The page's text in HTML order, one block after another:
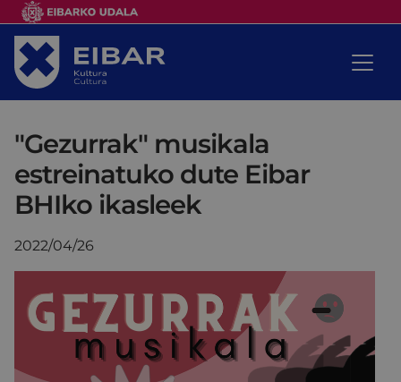
"Gezurrak" musikala
estreinatuko dute Eibar
BHIko ikasleek
2022/04/26